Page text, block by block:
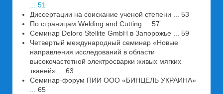
... 51
Диссертации на соискание ученой степени ... 53
По страницам Welding and Cutting ... 57
Семинар Deloro Stellite GmbH в Запорожье ... 59
Четвертый международный семинар «Новые
направления исследований в области
высокочастотной электросварки живых мягких
тканей» ... 63
Семинар-форум ПИИ ООО «БИНЦЕЛЬ УКРАИНА»
... 65